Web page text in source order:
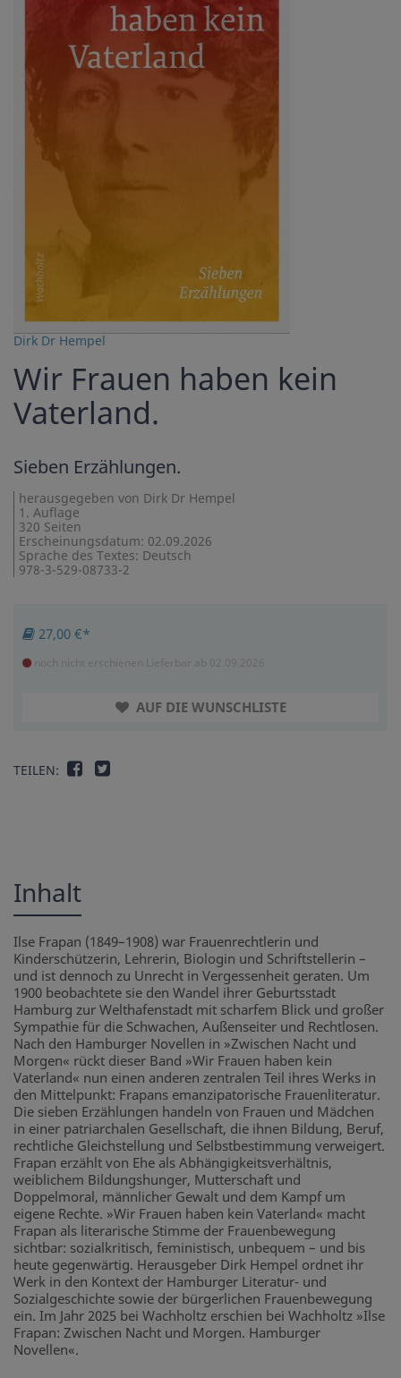
Dirk Dr Hempel
Wir Frauen haben kein
Vaterland.
Sieben Erzählungen.
herausgegeben von Dirk Dr Hempel
1. Auflage
320 Seiten
Erscheinungsdatum: 02.09.2026
Sprache des Textes: Deutsch
978-3-529-08733-2
27,00 €*
noch nicht erschienen Lieferbar ab 02.09.2026
AUF DIE WUNSCHLISTE
TEILEN:
Inhalt
Ilse Frapan (1849–1908) war Frauenrechtlerin und
Kinderschützerin, Lehrerin, Biologin und Schriftstellerin –
und ist dennoch zu Unrecht in Vergessenheit geraten. Um
1900 beobachtete sie den Wandel ihrer Geburtsstadt
Hamburg zur Welthafenstadt mit scharfem Blick und großer
Sympathie für die Schwachen, Außenseiter und Rechtlosen.
Nach den Hamburger Novellen in »Zwischen Nacht und
Morgen« rückt dieser Band »Wir Frauen haben kein
Vaterland« nun einen anderen zentralen Teil ihres Werks in
den Mittelpunkt: Frapans emanzipatorische Frauenliteratur.
Die sieben Erzählungen handeln von Frauen und Mädchen
in einer patriarchalen Gesellschaft, die ihnen Bildung, Beruf,
rechtliche Gleichstellung und Selbstbestimmung verweigert.
Frapan erzählt von Ehe als Abhängigkeitsverhältnis,
weiblichem Bildungshunger, Mutterschaft und
Doppelmoral, männlicher Gewalt und dem Kampf um
eigene Rechte. »Wir Frauen haben kein Vaterland« macht
Frapan als literarische Stimme der Frauenbewegung
sichtbar: sozialkritisch, feministisch, unbequem – und bis
heute gegenwärtig. Herausgeber Dirk Hempel ordnet ihr
Werk in den Kontext der Hamburger Literatur- und
Sozialgeschichte sowie der bürgerlichen Frauenbewegung
ein. Im Jahr 2025 bei Wachholtz erschien bei Wachholtz »Ilse
Frapan: Zwischen Nacht und Morgen. Hamburger
Novellen«.